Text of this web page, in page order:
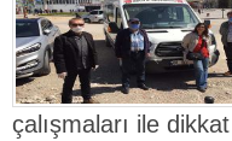
çalışmaları ile